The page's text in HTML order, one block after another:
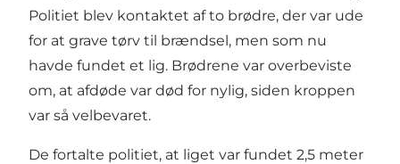
Politiet blev kontaktet af to brødre, der var ude
for at grave tørv til brændsel, men som nu
havde fundet et lig. Brødrene var overbeviste
om, at afdøde var død for nylig, siden kroppen
var så velbevaret.
De fortalte politiet, at liget var fundet 2,5 meter